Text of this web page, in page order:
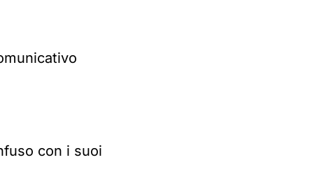
con i suoi